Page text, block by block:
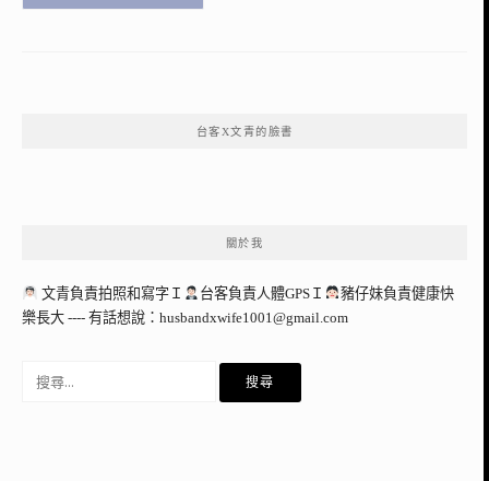
台客X文青的臉書
關於我
文青負責拍照和寫字Ｉ 台客負責人體GPSＩ
豬仔妹負責健康快
樂長大 ---- 有話想說： husbandxwife1001@gmail.com